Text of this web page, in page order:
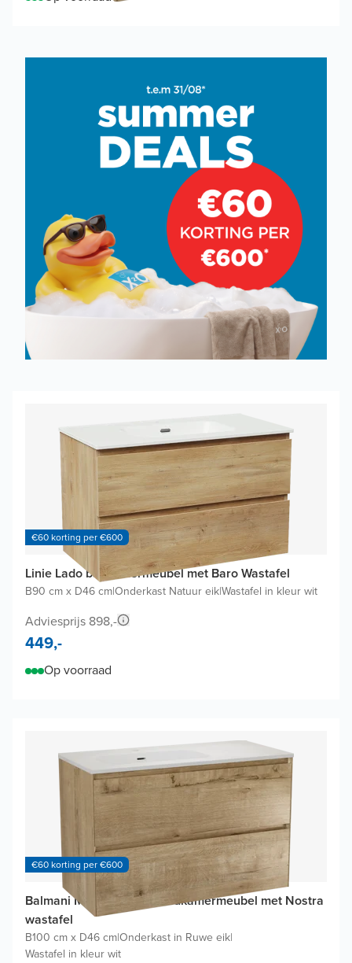
€60 korting per €600
Linie Lado badkamermeubel met Baro Wastafel
B90 cm x D46 cm|Onderkast Natuur eik|Wastafel in kleur wit
Adviesprijs 898,-
449,-
Op voorraad
€60 korting per €600
Balmani Mitra Compact badkamermeubel met Nostra
wastafel
B100 cm x D46 cm|Onderkast in Ruwe eik|
Wastafel in kleur wit